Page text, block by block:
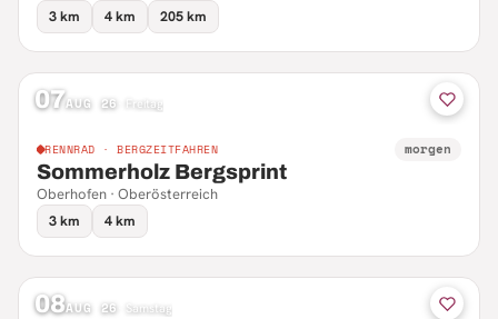
3 km
4 km 205 km
07AUG 26 Freitag
RENNRAD · BERGZEITFAHREN morgen
Sommerholz Bergsprint
Oberhofen · Oberösterreich
3 km
4 km
08AUG 26 Samstag